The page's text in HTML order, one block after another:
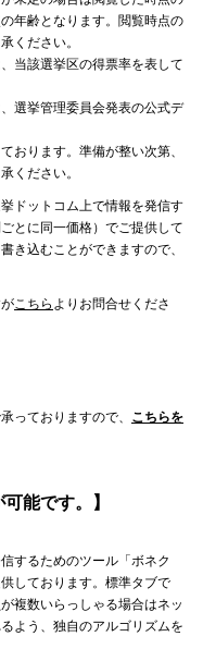
年齢となります。閲覧時点の
ください。
当該選挙区の得票率を表して
選挙管理委員会発表の公式デ
おります。準備が整い次第、
ください。
ドットコム上で情報を発信す
とに同一価格）でご提供して
き込むことができますので、
こちら よりお問合せくださ
っておりますので、 こちらを
能です。】
するためのツール「ボネク
しております。標準タブで
複数いらっしゃる場合はネッ
よう、独自のアルゴリズムを